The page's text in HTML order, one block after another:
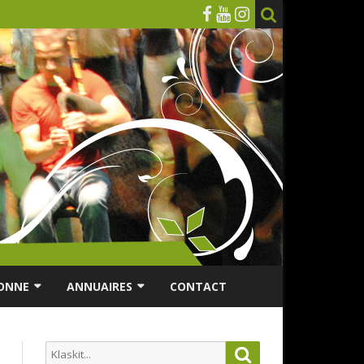
ANNUAIRES
ANNUAIRES DES MUSICIENS
CONTACT
Search